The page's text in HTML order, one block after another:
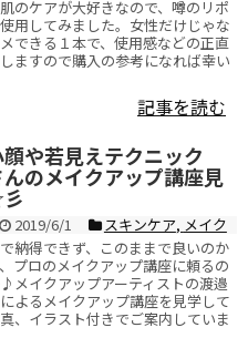
のケアが大好きなので、噂のリポ
用してみました。女性だけじゃな
できる１本で、使用感などの正直
ますので購入の参考になれば幸い
記事を読む
や若見えテクニック
のメイクアップ講座見
2019/6/1 スキンケア, メイク
納得できず、このままで良いのか
プロのメイクアップ講座に頼るの
メイクアップアーティストの渡邉
よるメイクアップ講座を見学して
、イラスト付きでご案内していま